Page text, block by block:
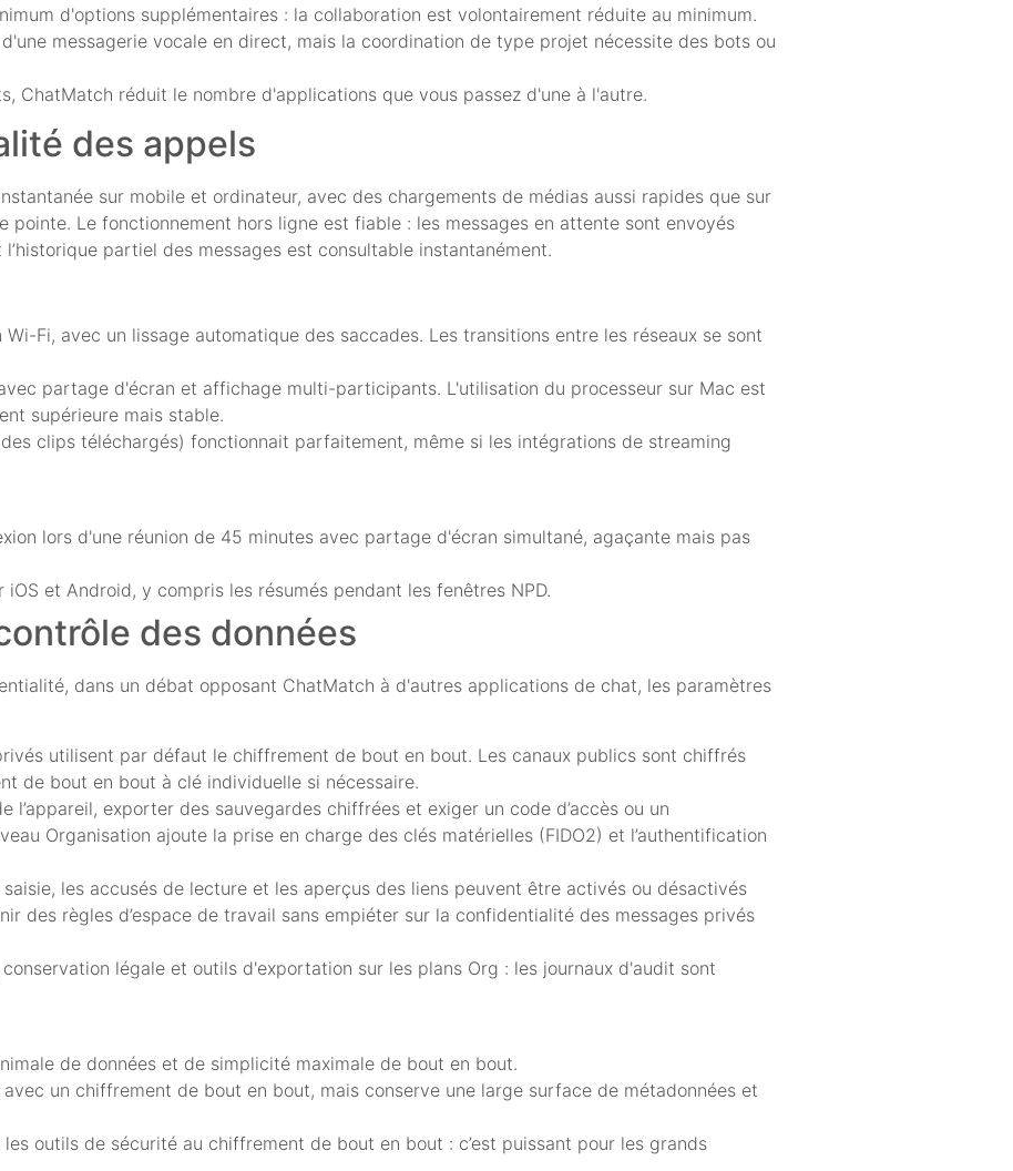
d'options supplémentaires : la collaboration est volontairement réduite au minimum.
messagerie vocale en direct, mais la coordination de type projet nécessite des bots ou
ChatMatch réduit le nombre d'applications que vous passez d'une à l'autre.
des appels
sur mobile et ordinateur, avec des chargements de médias aussi rapides que sur
pointe. Le fonctionnement hors ligne est fiable : les messages en attente sont envoyés
partiel des messages est consultable instantanément.
Fi, avec un lissage automatique des saccades. Les transitions entre les réseaux se sont
partage d'écran et affichage multi-participants. L'utilisation du processeur sur Mac est
supérieure mais stable.
clips téléchargés) fonctionnait parfaitement, même si les intégrations de streaming
lors d'une réunion de 45 minutes avec partage d'écran simultané, agaçante mais pas
et Android, y compris les résumés pendant les fenêtres NPD.
des données
dans un débat opposant ChatMatch à d'autres applications de chat, les paramètres
utilisent par défaut le chiffrement de bout en bout. Les canaux publics sont chiffrés
de bout en bout à clé individuelle si nécessaire.
l’appareil, exporter des sauvegardes chiffrées et exiger un code d’accès ou un
Organisation ajoute la prise en charge des clés matérielles (FIDO2) et l’authentification
les accusés de lecture et les aperçus des liens peuvent être activés ou désactivés
des règles d’espace de travail sans empiéter sur la confidentialité des messages privés
légale et outils d'exportation sur les plans Org : les journaux d'audit sont
de données et de simplicité maximale de bout en bout.
un chiffrement de bout en bout, mais conserve une large surface de métadonnées et
outils de sécurité au chiffrement de bout en bout : c’est puissant pour les grands